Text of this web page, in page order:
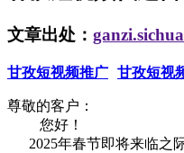
文章出处：
甘孜短视频推广 甘孜短视
尊敬的客户：
您好！
2025年春节即将来临之际